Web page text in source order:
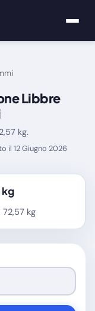
Libbre
kg.
il 12 Giugno 2026
kg
kg